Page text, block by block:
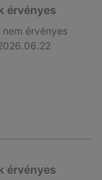
érvényes
nem érvényes
érvényes